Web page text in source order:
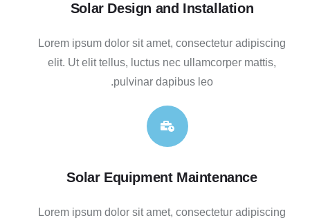
Solar Design and Installation
Lorem ipsum dolor sit amet, consectetur adipiscing
elit. Ut elit tellus, luctus nec ullamcorper mattis,
pulvinar dapibus leo.
Solar Equipment Maintenance
Lorem ipsum dolor sit amet, consectetur adipiscing